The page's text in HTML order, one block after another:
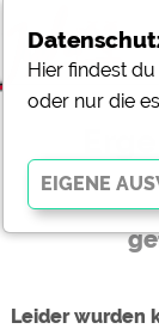
Leider wurden
Hier findest
oder nur die
der Website